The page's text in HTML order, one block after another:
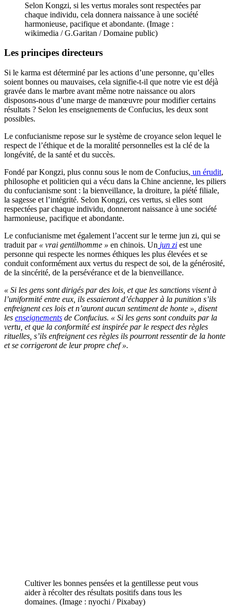
Selon Kongzi, si les vertus morales sont respectées par
chaque individu, cela donnera naissance à une société
harmonieuse, pacifique et abondante. (Image :
wikimedia / G.Garitan / Domaine public)
Les principes directeurs
Si le karma est déterminé par les actions d’une personne, qu’elles
soient bonnes ou mauvaises, cela signifie-t-il que notre vie est déjà
gravée dans le marbre avant même notre naissance ou alors
disposons-nous d’une marge de manœuvre pour modifier certains
résultats ? Selon les enseignements de Confucius, les deux sont
possibles.
Le confucianisme repose sur le système de croyance selon lequel le
respect de l’éthique et de la moralité personnelles est la clé de la
longévité, de la santé et du succès.
Fondé par Kongzi, plus connu sous le nom de Confucius, un érudit,
philosophe et politicien qui a vécu dans la Chine ancienne, les piliers
du confucianisme sont : la bienveillance, la droiture, la piété filiale,
la sagesse et l’intégrité. Selon Kongzi, ces vertus, si elles sont
respectées par chaque individu, donneront naissance à une société
harmonieuse, pacifique et abondante.
Le confucianisme met également l’accent sur le terme jun zi, qui se
traduit par « vrai gentilhomme » en chinois. Un jun zi est une
personne qui respecte les normes éthiques les plus élevées et se
conduit conformément aux vertus du respect de soi, de la générosité,
de la sincérité, de la persévérance et de la bienveillance.
« Si les gens sont dirigés par des lois, et que les sanctions visent à
l’uniformité entre eux, ils essaieront d’échapper à la punition s’ils
enfreignent ces lois et n’auront aucun sentiment de honte », disent
les enseignements de Confucius. « Si les gens sont conduits par la
vertu, et que la conformité est inspirée par le respect des règles
rituelles, s’ils enfreignent ces règles ils pourront ressentir de la honte
et se corrigeront de leur propre chef ».
Cultiver les bonnes pensées et la gentillesse peut vous
aider à récolter des résultats positifs dans tous les
domaines. (Image : nyochi / Pixabay)